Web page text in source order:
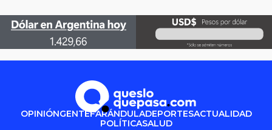
OPINIÓNGENTEFARÁNDULADEPORTESACTUALIDAD
POLÍTICASALUD